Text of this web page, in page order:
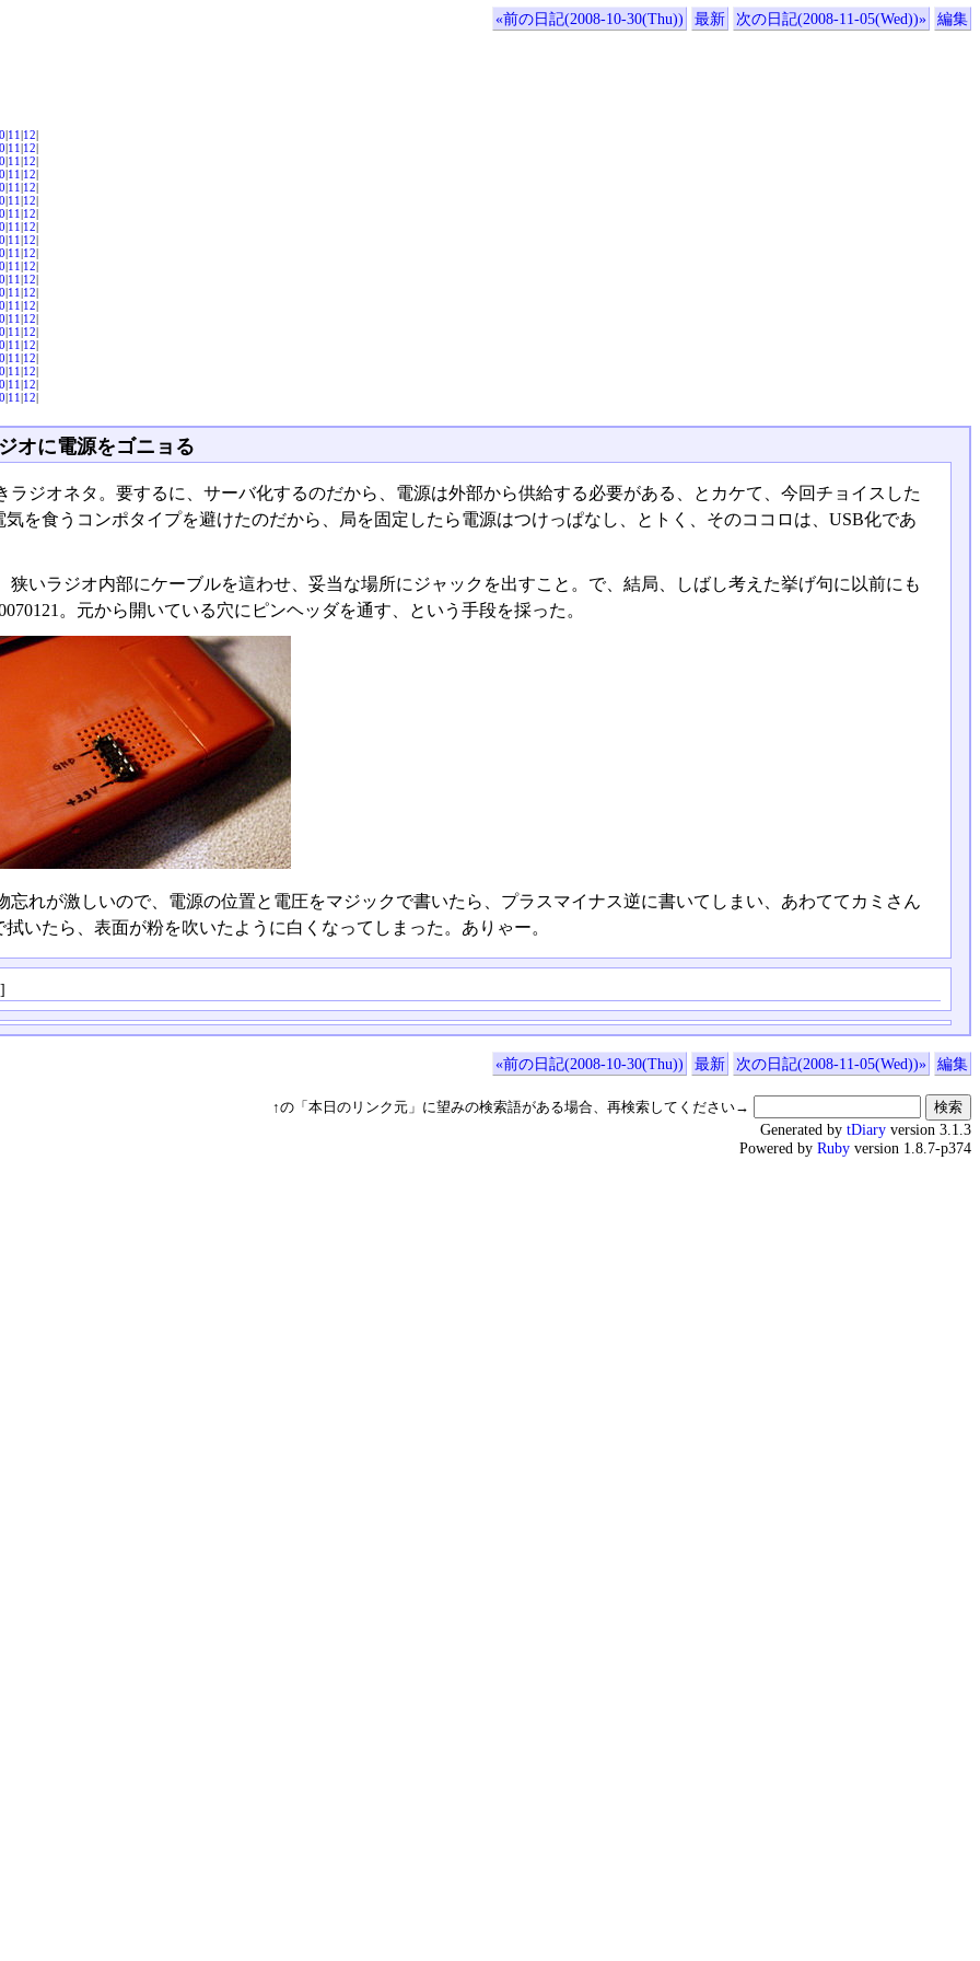
«前の日記(2008-10-30(Thu)) 最新 次の日記(2008-11-05(Wed))» 編集
|11|12|
|11|12|
|11|12|
|11|12|
|11|12|
|11|12|
|11|12|
|11|12|
|11|12|
|11|12|
|11|12|
|11|12|
|11|12|
|11|12|
|11|12|
|11|12|
|11|12|
|11|12|
|11|12|
|11|12|
|11|12|
オに電源をゴニョる
ラジオネタ。要するに、サーバ化するのだから、電源は外部から供給する必要がある、とカケて、今回チョイスした
気を食うコンポタイプを避けたのだから、局を固定したら電源はつけっぱなし、とトく、そのココロは、USB化であ
狭いラジオ内部にケーブルを這わせ、妥当な場所にジャックを出すこと。で、結局、しばし考えた挙げ句に以前にも
。元から開いている穴にピンヘッダを通す、という手段を採った。
忘れが激しいので、電源の位置と電圧をマジックで書いたら、プラスマイナス逆に書いてしまい、あわててカミさん
拭いたら、表面が粉を吹いたように白くなってしまった。ありゃー。
]
«前の日記(2008-10-30(Thu)) 最新 次の日記(2008-11-05(Wed))» 編集
↑の「本日のリンク元」に望みの検索語がある場合、再検索してください→
Generated by tDiary version 3.1.3
Powered by Ruby version 1.8.7-p374